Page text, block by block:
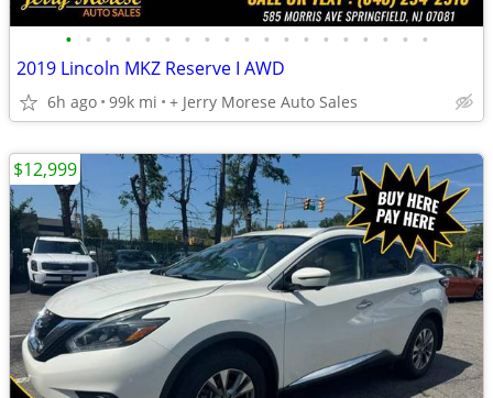
• • • • • • • • • • • • • • • • • • •
2019 Lincoln MKZ Reserve I AWD
6h ago 99k mi + Jerry Morese Auto Sales
$12,999